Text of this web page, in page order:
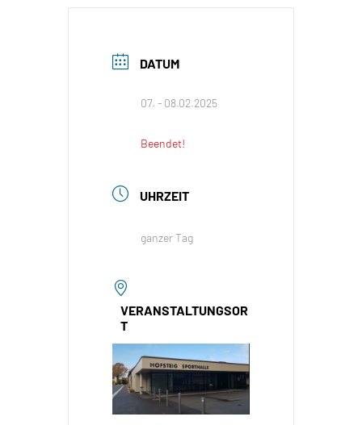
DATUM
07. - 08.02.2025
Beendet!
UHRZEIT
ganzer Tag
VERANSTALTUNGSOR
T